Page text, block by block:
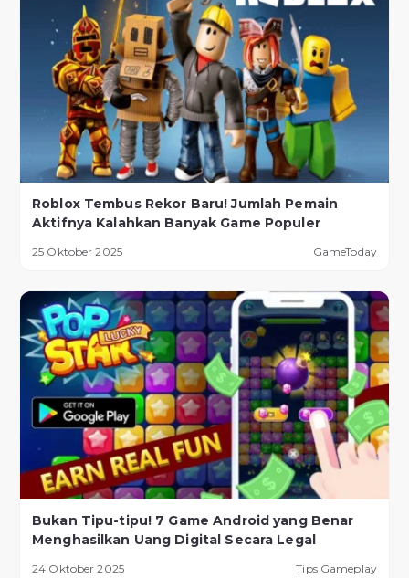
Roblox Tembus Rekor Baru! Jumlah Pemain
Aktifnya Kalahkan Banyak Game Populer
25 Oktober 2025 GameToday
Bukan Tipu-tipu! 7 Game Android yang Benar
Menghasilkan Uang Digital Secara Legal
24 Oktober 2025 Tips Gameplay